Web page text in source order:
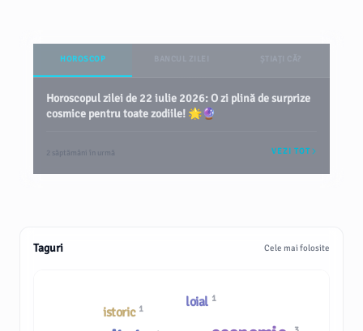
HOROSCOP
Horoscopul zilei de 22 iulie 2026: O zi plină de surprize
cosmice pentru toate zodiile! 🌟🔮
2 săptămâni în urmă VEZI TOT
Taguri Cele mai folosite
istoric 1 loial 1